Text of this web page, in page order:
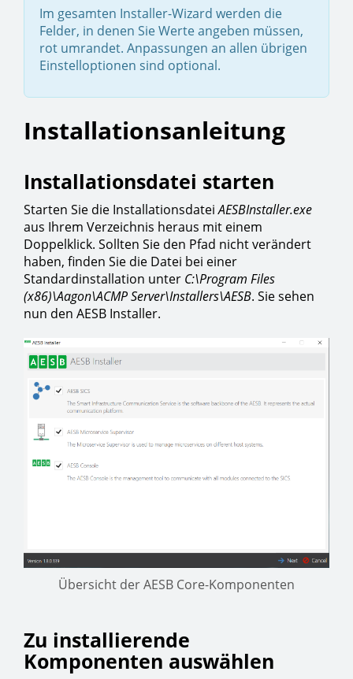
Im gesamten Installer-Wizard werden die
Felder, in denen Sie Werte angeben müssen,
rot umrandet. Anpassungen an allen übrigen
Einstelloptionen sind optional.
Installationsanleitung
Installationsdatei starten
Starten Sie die InstallationsdateiAESBInstaller.exe
aus Ihrem Verzeichnis heraus mit einem
Doppelklick. Sollten Sie den Pfad nicht verändert
haben, finden Sie die Datei bei einer
Standardinstallation unter C:\Program Files
(x86)\Aagon\ACMP Server\Installers\AESB. Sie sehen
nun den AESB Installer.
Übersicht der AESB Core-Komponenten
Zu installierende
Komponenten auswählen